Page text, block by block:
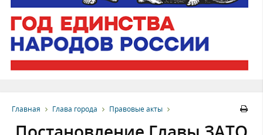
Главная Глава города Правовые акты